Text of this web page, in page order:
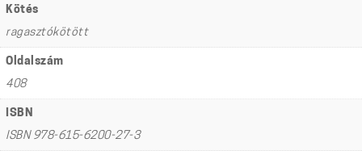
Kötés
ragasztókötött
Oldalszám
408
ISBN
ISBN 978-615-6200-27-3